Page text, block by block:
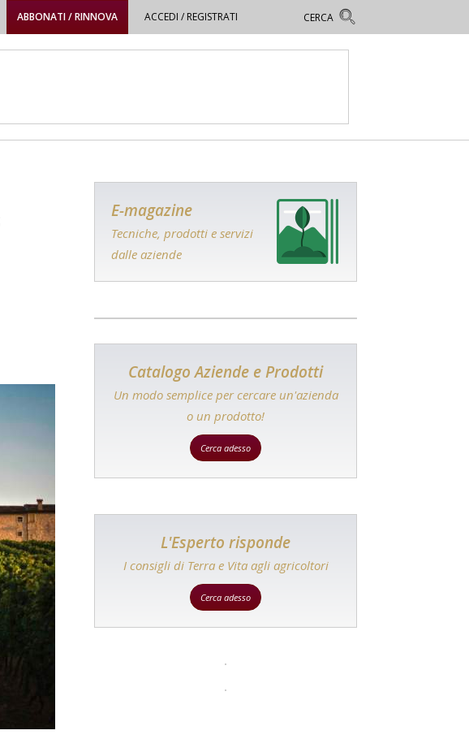
ABBONATI / RINNOVA ACCEDI / REGISTRATI
E-magazine
Tecniche, prodotti e servizi
dalle aziende
Catalogo Aziende e Prodotti
Un modo semplice per cercare un'azienda
o un prodotto!
Cerca adesso
L'Esperto risponde
I consigli di Terra e Vita agli agricoltori
Cerca adesso